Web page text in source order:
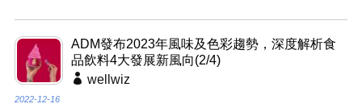
ADM發布2023年風味及色彩趨勢，深度解析食
品飲料4大發展新風向(2/4)
wellwiz
2022-12-16